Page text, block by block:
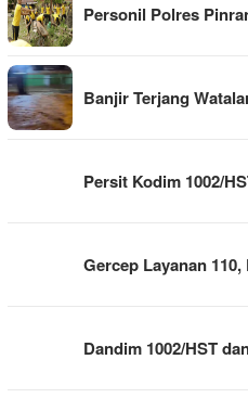
Personil Polres
Banjir Terjang
Persit Kodim 1002/
Gercep Layanan
Dandim 1002/HST